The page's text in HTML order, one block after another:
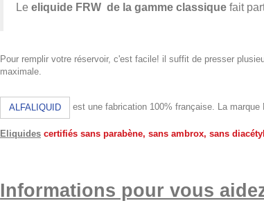
Le eliquide FRW de la gamme classique fait
Pour remplir votre réservoir, c'est facile! il suffit de presser
maximale.
ALFALIQUID est une fabrication 100% française. La marque
Eliquides certifiés sans parabène, sans ambrox, sans
Informations pour vous